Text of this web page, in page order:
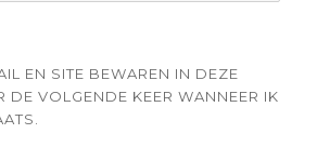
EN SITE BEWAREN IN DEZE
DE VOLGENDE KEER WANNEER IK